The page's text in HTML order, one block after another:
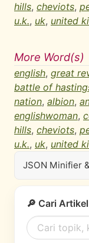
hills, cheviots,
u.k., uk, united
More Word(s)
english, great
battle of
nation, albion,
englishwoman,
hills, cheviots,
u.k., uk, united
JSON Minifier
🔎 Cari Artikel